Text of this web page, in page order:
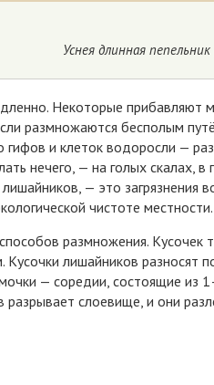
Уснея длинная
Некоторые прибавляют
размножаются бесполым
гифов и клеток водоросли —
нечего, — на голых скалах,
— это загрязнения
чистоте местности.
размножения.
Кусочки лишайников разносят
— соредии, состоящие из
разрывает слоевище, и они